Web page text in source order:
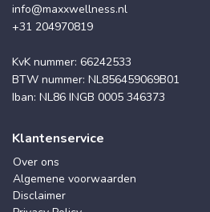
info@maxxwellness.nl
+31 204970819
KvK nummer: 66242533
BTW nummer: NL856459069B01
Iban: NL86 INGB 0005 346373
Klantenservice
Over ons
Algemene voorwaarden
Disclaimer